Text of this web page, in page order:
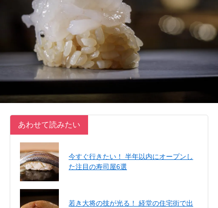
あわせて読みたい
今すぐ行きたい！ 半年以内にオープンし
た注目の寿司屋6選
若き大将の技が光る！ 経堂の住宅街で出